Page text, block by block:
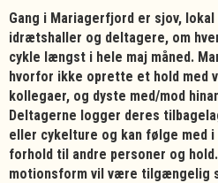
Gang i Mariagerfjord er sjov,
idrætshaller og deltagere, om
cykle længst i hele maj måned.
hvorfor ikke oprette et hold med
kollegaer, og dyste med/mod
Deltagerne logger deres
eller cykelture og kan følge med
forhold til andre personer og
motionsform vil være tilgængelig